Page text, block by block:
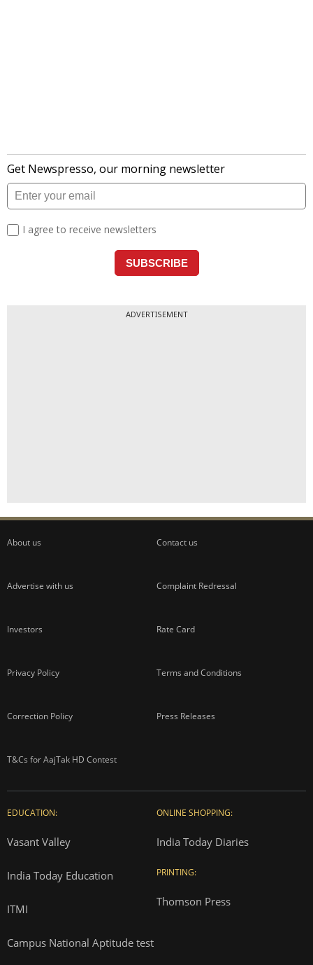
ADVERTISEMENT
About us Contact us
Advertise with us Complaint Redressal
Investors Rate Card
Privacy Policy Terms and Conditions
Correction Policy Press Releases
T&Cs for AajTak HD Contest
EDUCATION:
Vasant Valley
India Today Education
ITMI
Campus National Aptitude test
ONLINE SHOPPING:
India Today Diaries
PRINTING:
Thomson Press